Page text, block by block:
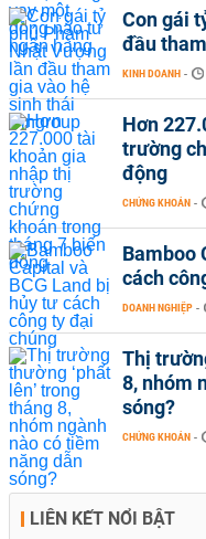
Con gái
đầu
KINH DOANH -
Hơn
trường
động
CHỨNG KHOÁN -
Bamboo
cách
DOANH NGHIỆP -
Thị
8, nhóm
sóng?
CHỨNG KHOÁN -
LIÊN KẾT NỔI BẬT